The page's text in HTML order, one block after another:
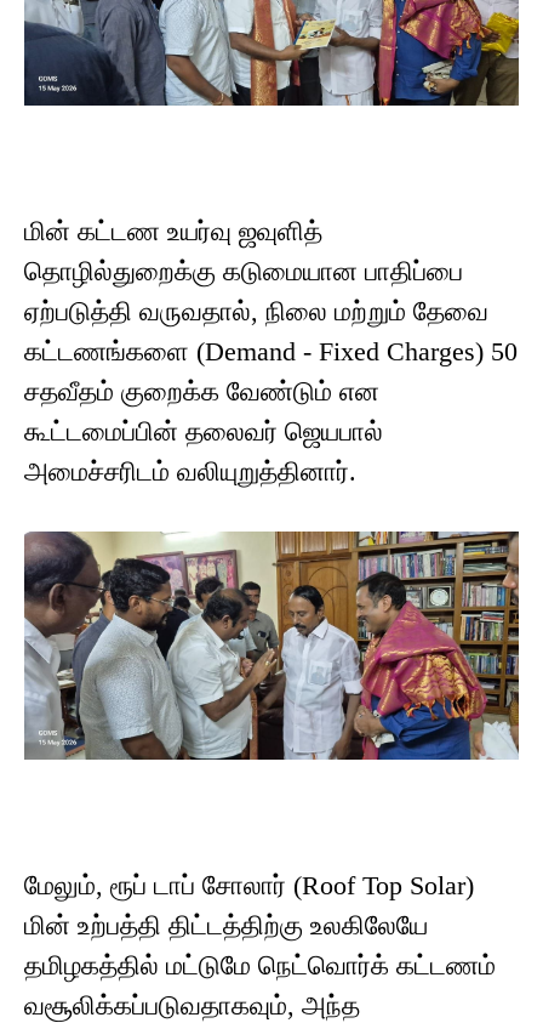
மின் கட்டண உயர்வு ஜவுளித்
தொழில்துறைக்கு கடுமையான பாதிப்பை
ஏற்படுத்தி வருவதால், நிலை மற்றும் தேவை
கட்டணங்களை (Demand - Fixed Charges) 50
சதவீதம் குறைக்க வேண்டும் என
கூட்டமைப்பின் தலைவர் ஜெயபால்
அமைச்சரிடம் வலியுறுத்தினார்.
மேலும், ரூப் டாப் சோலார் (Roof Top Solar)
மின் உற்பத்தி திட்டத்திற்கு உலகிலேயே
தமிழகத்தில் மட்டுமே நெட்வொர்க் கட்டணம்
வசூலிக்கப்படுவதாகவும், அந்த